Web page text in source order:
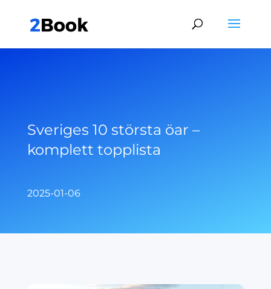
Sveriges 10 största öar –
komplett topplista
2025-01-06